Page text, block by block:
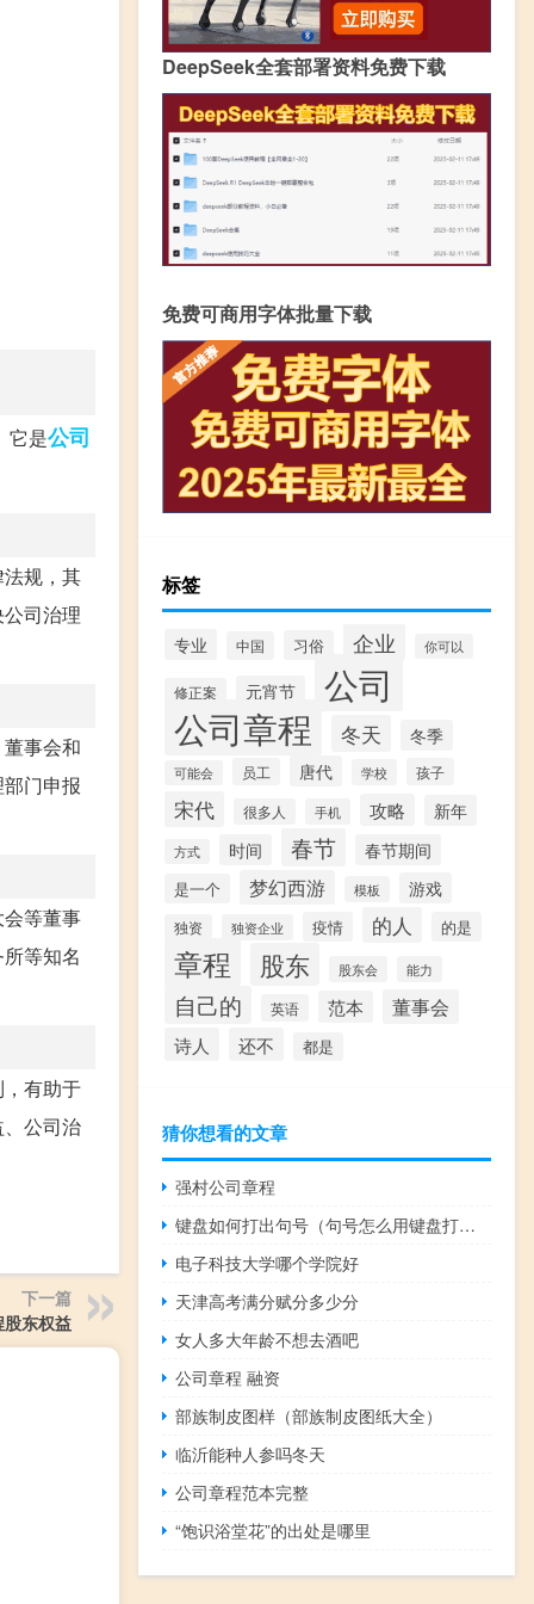
它是公司
规，其
司治理
事会和
门申报
等董事
等知名
有助于
公司治
下一篇
东权益
DeepSeek全套部署资料免费下载
免费可商用字体批量下载
标签
专业 中国 习俗 企业 你可以
修正案 元宵节 公司
公司章程 冬天 冬季
可能会 员工 唐代 学校 孩子
宋代 很多人 手机 攻略 新年
方式 时间 春节 春节期间
是一个 梦幻西游 模板 游戏
独资 独资企业 疫情 的人 的是
章程 股东 股东会 能力
自己的 英语 范本 董事会
诗人 还不 都是
猜你想看的文章
强村公司章程
键盘如何打出句号（句号怎么用键盘打出来）
电子科技大学哪个学院好
天津高考满分赋分多少分
女人多大年龄不想去酒吧
公司章程 融资
部族制皮图样（部族制皮图纸大全）
临沂能种人参吗冬天
公司章程范本完整
“饱识浴堂花”的出处是哪里